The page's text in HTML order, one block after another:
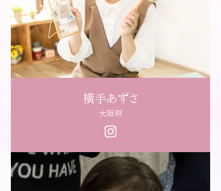
横手あずさ
大阪府